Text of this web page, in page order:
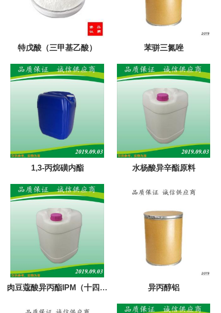
特戊酸（三甲基乙酸） 苯骈三氮唑
1,3-丙烷磺内酯 水杨酸异辛酯原料
肉豆蔻酸异丙酯IPM（十四酸
异丙酯）
异丙醇铝